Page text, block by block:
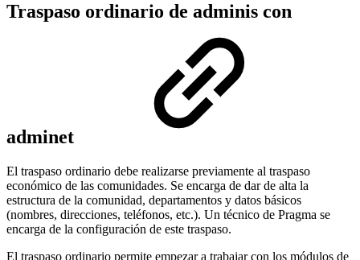
Traspaso ordinario de adminis con
adminet
El traspaso ordinario debe realizarse previamente al traspaso
económico de las comunidades. Se encarga de dar de alta la
estructura de la comunidad, departamentos y datos básicos
(nombres, direcciones, teléfonos, etc.). Un técnico de Pragma se
encarga de la configuración de este traspaso.
El traspaso ordinario permite empezar a trabajar con los módulos de